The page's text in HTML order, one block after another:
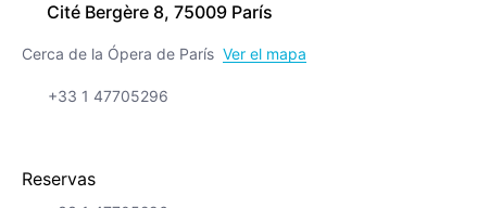
Cité Bergère 8, 75009 París
Cerca de la Ópera de París Ver el mapa
+33 1 47705296
Reservas